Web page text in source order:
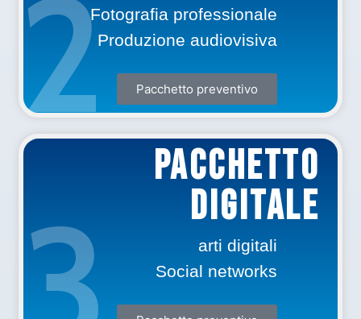
Fotografia professionale
Produzione audiovisiva
Pacchetto preventivo
2
PACCHETTO
DIGITALE
arti digitali
Social networks